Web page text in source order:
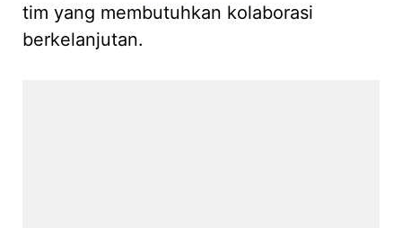
tim yang membutuhkan kolaborasi
berkelanjutan.